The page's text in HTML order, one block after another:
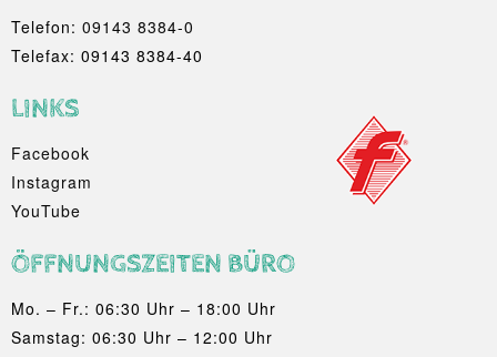
Telefon: 09143 8384-0
Telefax: 09143 8384-40
LINKS
Facebook
Instagram
YouTube
ÖFFNUNGSZEITEN BÜRO
Mo. – Fr.: 06:30 Uhr – 18:00 Uhr
Samstag: 06:30 Uhr – 12:00 Uhr